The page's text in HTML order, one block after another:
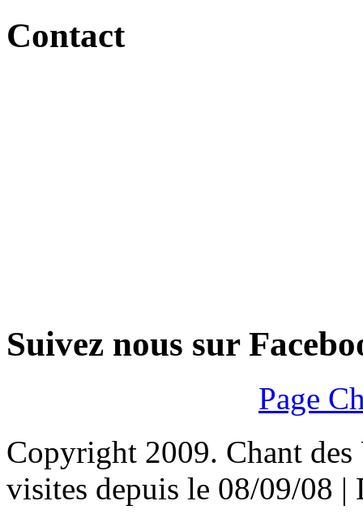
Contact
Suivez nous sur
Page
Copyright 2009. Chant des
visites depuis le 08/09/08